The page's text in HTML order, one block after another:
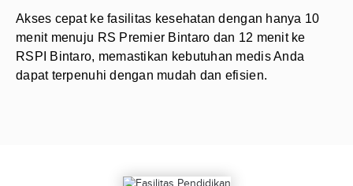
Akses cepat ke fasilitas kesehatan dengan hanya 10
menit menuju RS Premier Bintaro dan 12 menit ke
RSPI Bintaro, memastikan kebutuhan medis Anda
dapat terpenuhi dengan mudah dan efisien.